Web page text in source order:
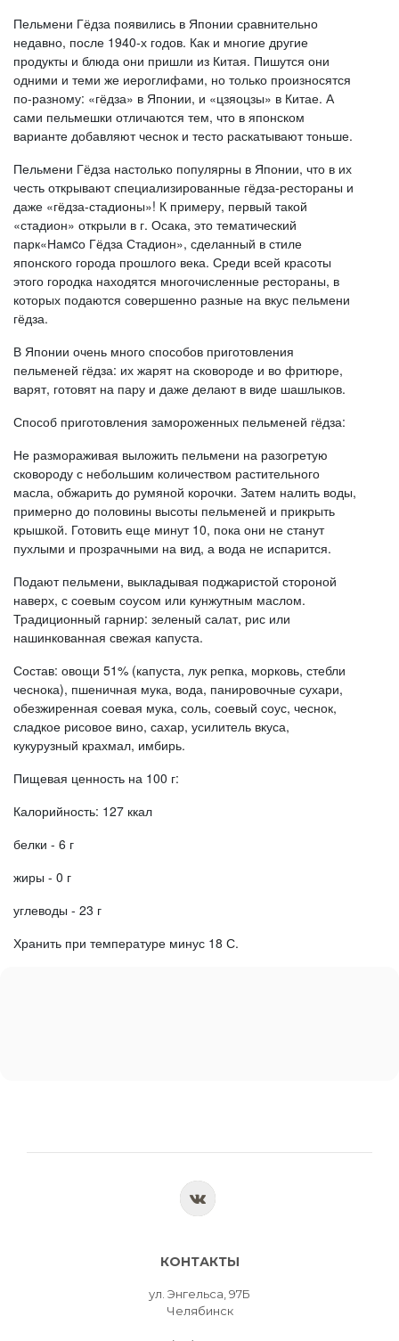
Пельмени Гёдза появились в Японии сравнительно
недавно, после 1940-х годов. Как и многие другие
продукты и блюда они пришли из Китая. Пишутся они
одними и теми же иероглифами, но только произносятся
по-разному: «гёдза» в Японии, и «цзяоцзы» в Китае. А
сами пельмешки отличаются тем, что в японском
варианте добавляют чеснок и тесто раскатывают тоньше.
Пельмени Гёдза настолько популярны в Японии, что в их
честь открывают специализированные гёдза-рестораны и
даже «гёдза-стадионы»! К примеру, первый такой
«стадион» открыли в г. Осака, это тематический
парк«Намcо Гёдза Стадион», сделанный в стиле
японского города прошлого века. Среди всей красоты
этого городка находятся многочисленные рестораны, в
которых подаются совершенно разные на вкус пельмени
гёдза.
В Японии очень много способов приготовления
пельменей гёдза: их жарят на сковороде и во фритюре,
варят, готовят на пару и даже делают в виде шашлыков.
Способ приготовления замороженных пельменей гёдза:
Не размораживая выложить пельмени на разогретую
сковороду с небольшим количеством растительного
масла, обжарить до румяной корочки. Затем налить воды,
примерно до половины высоты пельменей и прикрыть
крышкой. Готовить еще минут 10, пока они не станут
пухлыми и прозрачными на вид, а вода не испарится.
Подают пельмени, выкладывая поджаристой стороной
наверх, с соевым соусом или кунжутным маслом.
Традиционный гарнир: зеленый салат, рис или
нашинкованная свежая капуста.
Состав: овощи 51% (капуста, лук репка, морковь, стебли
чеснока), пшеничная мука, вода, панировочные сухари,
обезжиренная соевая мука, соль, соевый соус, чеснок,
сладкое рисовое вино, сахар, усилитель вкуса,
кукурузный крахмал, имбирь.
Пищевая ценность на 100 г:
Калорийность: 127 ккал
белки - 6 г
жиры - 0 г
углеводы - 23 г
Хранить при температуре минус 18 С.
КОНТАКТЫ
ул. Энгельса, 97Б
Челябинск